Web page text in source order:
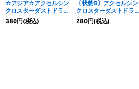
☆アジア☆アクセルシン
クロスターダストドラゴ
ン【プリズマティックシ
ークレット】{アジア
380円(税込)
〔状態B〕アクセルシン
クロスターダストドラゴ
ン【シークレット】
{HC01-JP022}《シン
280円(税込)